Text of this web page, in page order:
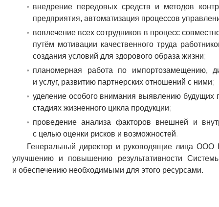
внедрение передовых средств и методов
предприятия, автоматизация процессов
вовлечение всех сотрудников в процесс
путём мотивации качественного труда
создания условий для здорового образа жизни
планомерная работа по импортозамещению,
и услуг, развитию партнерских отношений с ними
уделение особого внимания выявлению будущих
стадиях жизненного цикла продукции
проведение анализа факторов внешней и
с целью оценки рисков и возможностей
Генеральный директор и руководящие лица
улучшению и повышению результативности
и обеспечению необходимыми для этого ресурсами.